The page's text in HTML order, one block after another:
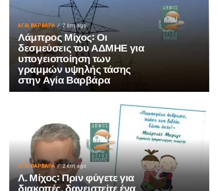
ΑΓΙΑ ΒΑΡΒΑΡΑ 2 έτη ago
Λάμπρος Μίχος: Οι
δεσμεύσεις του ΑΔΜΗΕ για
υπογειοποίηση των
γραμμών υψηλής τάσης
στην Αγία Βαρβάρα
ΑΓΙΑ ΒΑΡΒΑΡΑ 2 έτη ago
Λ. Μίχος: Πριν φύγετε για
διακοπές, δανειστείτε ένα